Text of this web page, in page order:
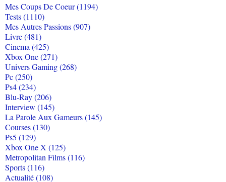
Mes Coups De Coeur (1194)
Tests (1110)
Mes Autres Passions (907)
Livre (481)
Cinema (425)
Xbox One (271)
Univers Gaming (268)
Pc (250)
Ps4 (234)
Blu-Ray (206)
Interview (145)
La Parole Aux Gameurs (145)
Courses (130)
Ps5 (129)
Xbox One X (125)
Metropolitan Films (116)
Sports (116)
Actualité (108)